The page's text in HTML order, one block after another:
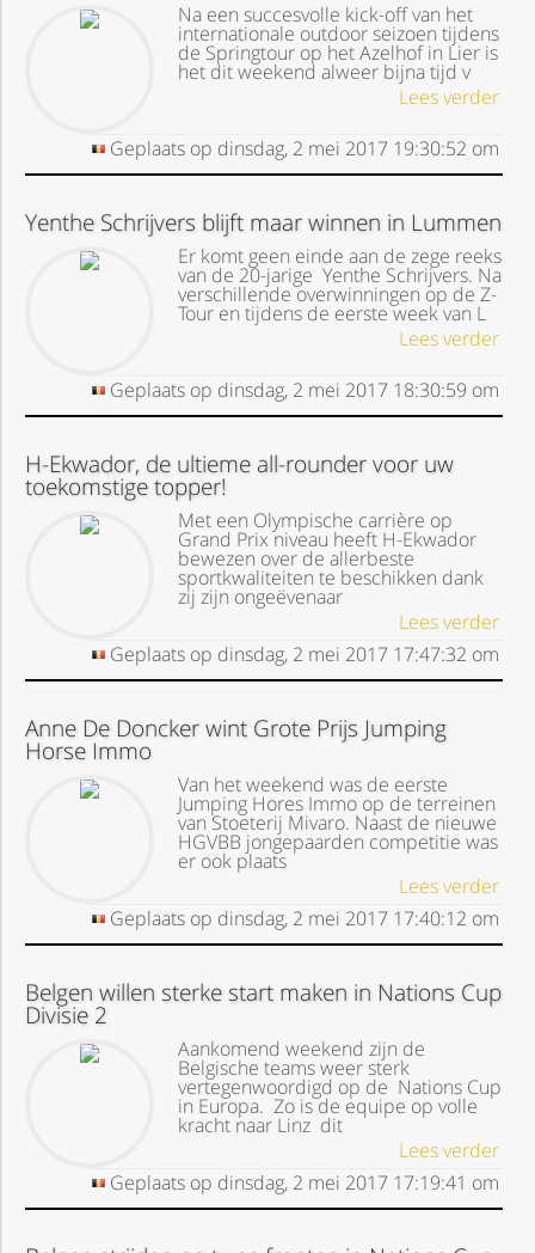
Na een succesvolle kick-off van het
internationale outdoor seizoen tijdens
de Springtour op het Azelhof in Lier is
het dit weekend alweer bijna tijd v
Lees verder
Geplaats op dinsdag, 2 mei 2017 19:30:52 om
Yenthe Schrijvers blijft maar winnen in Lummen
Er komt geen einde aan de zege reeks
van de 20-jarige Yenthe Schrijvers. Na
verschillende overwinningen op de Z-
Tour en tijdens de eerste week van L
Lees verder
Geplaats op dinsdag, 2 mei 2017 18:30:59 om
H-Ekwador, de ultieme all-rounder voor uw
toekomstige topper!
Met een Olympische carrière op
Grand Prix niveau heeft H-Ekwador
bewezen over de allerbeste
sportkwaliteiten te beschikken dank
zij zijn ongeëvenaar
Lees verder
Geplaats op dinsdag, 2 mei 2017 17:47:32 om
Anne De Doncker wint Grote Prijs Jumping
Horse Immo
Van het weekend was de eerste
Jumping Hores Immo op de terreinen
van Stoeterij Mivaro. Naast de nieuwe
HGVBB jongepaarden competitie was
er ook plaats
Lees verder
Geplaats op dinsdag, 2 mei 2017 17:40:12 om
Belgen willen sterke start maken in Nations Cup
Divisie 2
Aankomend weekend zijn de
Belgische teams weer sterk
vertegenwoordigd op de Nations Cup
in Europa. Zo is de equipe op volle
kracht naar Linz dit
Lees verder
Geplaats op dinsdag, 2 mei 2017 17:19:41 om